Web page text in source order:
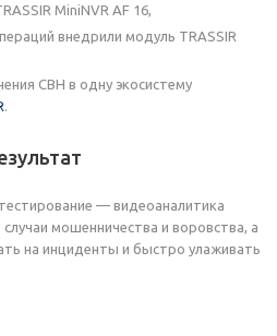
MiniNVR AF 16,
внедрили модуль TRASSIR
СВН в одну экосистему
.
— видеоаналитика
мошенничества и воровства, а
на инциденты и быстро улаживать